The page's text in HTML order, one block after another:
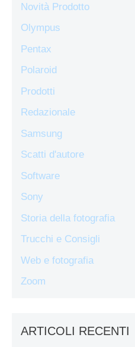
Novità Prodotto
Olympus
Pentax
Polaroid
Prodotti
Redazionale
Samsung
Scatti d'autore
Software
Sony
Storia della fotografia
Trucchi e Consigli
Web e fotografia
Zoom
ARTICOLI RECENTI